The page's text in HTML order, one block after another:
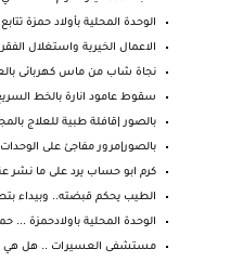
الوحدة المحلية بأولاد حمزة
الاعمال الخيرية واستغلال
نجاة شاب من ماس كهربائى
سقوط عامود انارة بالخط
بالصور |قافلة طبية للعلاج
بالصور|مرور مفاجئ على
كرم ابو حساب يرد على ما نشر
الطيب يحكم قبضته.. وبيداء
الوحدة المحلية باولادحمزة ...
مستشفى العسيرات .. هل هي